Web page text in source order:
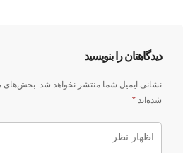
دیدگاهتان را بنویسید
نشانی ایمیل شما منتشر نخواهد شد. بخش‌های
شده‌اند *